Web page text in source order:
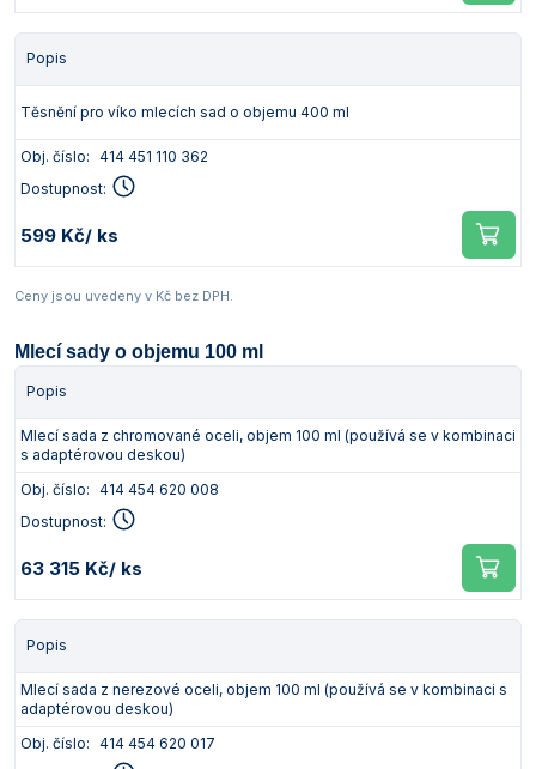
Popis
Těsnění pro víko mlecích sad o objemu 400 ml
Obj. číslo: 414 451 110 362
Dostupnost:
599 Kč/ ks
Ceny jsou uvedeny v Kč bez DPH.
Mlecí sady o objemu 100 ml
Popis
Mlecí sada z chromované oceli, objem 100 ml (používá se v kombinaci
s adaptérovou deskou)
Obj. číslo: 414 454 620 008
Dostupnost:
63 315 Kč/ ks
Popis
Mlecí sada z nerezové oceli, objem 100 ml (používá se v kombinaci s
adaptérovou deskou)
Obj. číslo: 414 454 620 017